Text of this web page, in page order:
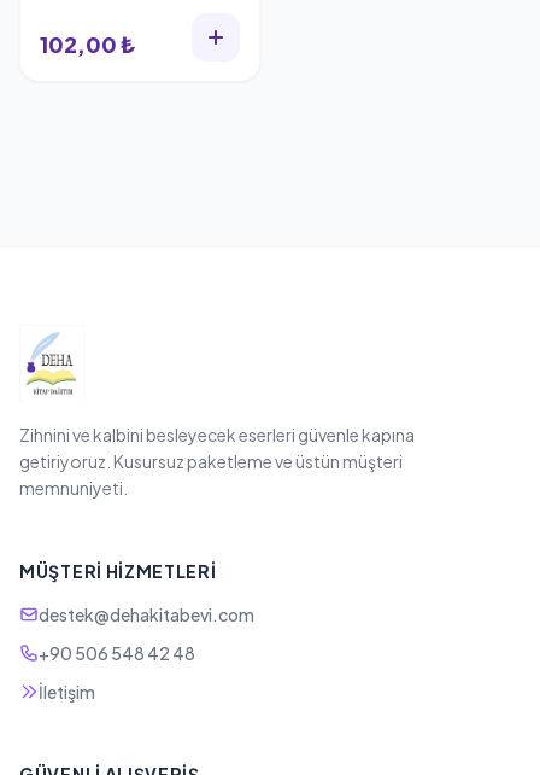
102,00 ₺
Zihnini ve kalbini besleyecek eserleri güvenle kapına
getiriyoruz. Kusursuz paketleme ve üstün müşteri
memnuniyeti.
MÜŞTERI HIZMETLERI
destek@dehakitabevi.com
+90 506 548 42 48
İletişim